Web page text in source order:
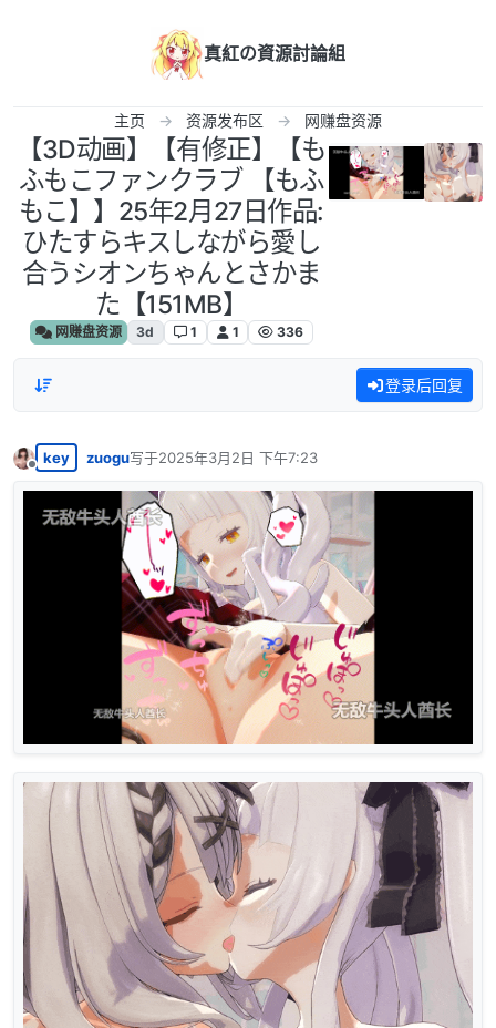
真紅の資源討論組
主页 资源发布区 网赚盘资源
【3D动画】【有修正】【も
ふもこファンクラブ 【もふ
もこ】】25年2月27日作品:
ひたすらキスしながら愛し
合うシオンちゃんとさかま
た【151MB】
网赚盘资源 3d 1 1 336
登录后回复
离线
key zuogu写于2025年3月2日 下午7:23
最后由 编辑